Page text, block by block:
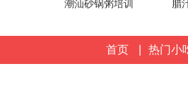
潮汕砂锅粥培训 腊
首页 热门小